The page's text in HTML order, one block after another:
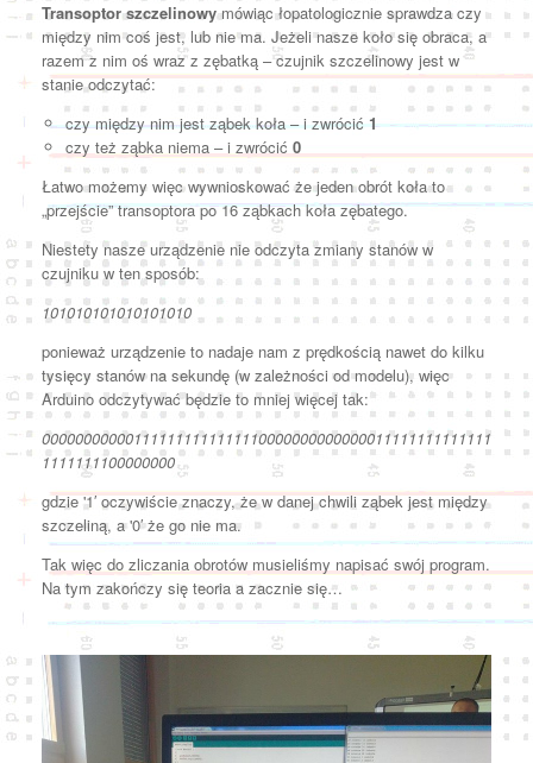
Transoptor szczelinowymówiąc łopatologicznie sprawdza czy
między nim coś jest, lub nie ma. Jeżeli nasze koło się obraca, a
razem z nim oś wraz z zębatką – czujnik szczelinowy jest w
stanie odczytać:
czy między nim jest ząbek koła – i zwrócić1
czy też ząbka niema – i zwrócić 0
Łatwo możemy więc wywnioskować że jeden obrót koła to
„przejście” transoptora po 16 ząbkach koła zębatego.
Niestety nasze urządzenie nie odczyta zmiany stanów w
czujniku w ten sposób:
101010101010101010
ponieważ urządzenie to nadaje nam z prędkością nawet do kilku
tysięcy stanów na sekundę (w zależności od modelu), więc
Arduino odczytywać będzie to mniej więcej tak:
000000000001111111111111110000000000000011111111111111
1111111100000000
gdzie '1′ oczywiście znaczy, że w danej chwili ząbek jest między
szczeliną, a '0′ że go nie ma.
Tak więc do zliczania obrotów musieliśmy napisać swój program.
Na tym zakończy się teoria a zacznie się…